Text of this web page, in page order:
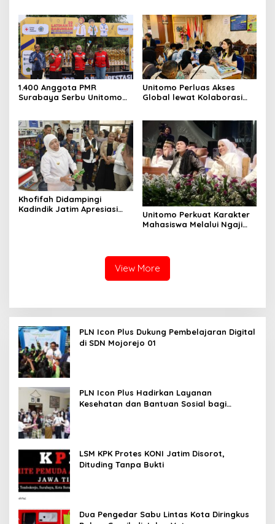
1.400 Anggota PMR
Surabaya Serbu Unitomo
Unitomo Perluas Akses
Global lewat Kolaborasi
Khofifah Didampingi
Kadindik Jatim Apresiasi
Unitomo Perkuat Karakter
Mahasiswa Melalui Ngaji
View More
PLN Icon Plus Dukung Pembelajaran Digital
di SDN Mojorejo 01
PLN Icon Plus Hadirkan Layanan
Kesehatan dan Bantuan Sosial bagi
LSM KPK Protes KONI Jatim Disorot,
Dituding Tanpa Bukti
Dua Pengedar Sabu Lintas Kota Diringkus